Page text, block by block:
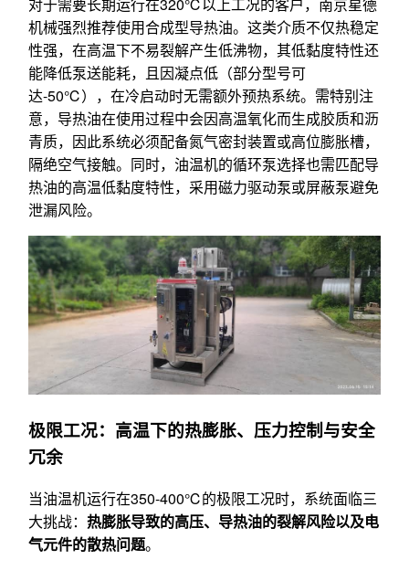
机械强烈推荐使用合成型导热油。这类介质不仅热稳定
性强，在高温下不易裂解产生低沸物，其低黏度特性还
能降低泵送能耗，且因凝点低（部分型号可
达-50℃），在冷启动时无需额外预热系统。需特别注
意，导热油在使用过程中会因高温氧化而生成胶质和沥
青质，因此系统必须配备氮气密封装置或高位膨胀槽，
隔绝空气接触。同时，油温机的循环泵选择也需匹配导
热油的高温低黏度特性，采用磁力驱动泵或屏蔽泵避免
泄漏风险。
极限工况：高温下的热膨胀、压力控制与安全
冗余
当油温机运行在350-400℃的极限工况时，系统面临三
大挑战： 热膨胀导致的高压、导热油的裂解风险以及电
气元件的散热问题。